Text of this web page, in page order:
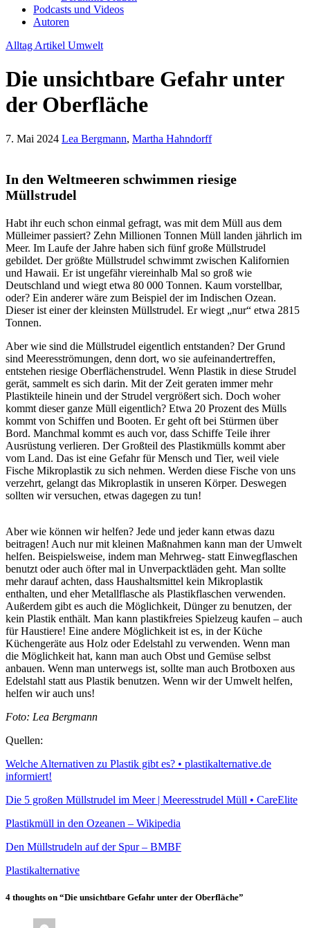
Podcasts und Videos
Autoren
Alltag Artikel Umwelt
Die unsichtbare Gefahr unter
der Oberfläche
7. Mai 2024 Lea Bergmann, Martha Hahndorff
In den Weltmeeren schwimmen riesige
Müllstrudel
Habt ihr euch schon einmal gefragt, was mit dem Müll aus dem
Mülleimer passiert? Zehn Millionen Tonnen Müll landen jährlich im
Meer. Im Laufe der Jahre haben sich fünf große Müllstrudel
gebildet. Der größte Müllstrudel schwimmt zwischen Kalifornien
und Hawaii. Er ist ungefähr viereinhalb Mal so groß wie
Deutschland und wiegt etwa 80 000 Tonnen. Kaum vorstellbar,
oder? Ein anderer wäre zum Beispiel der im Indischen Ozean.
Dieser ist einer der kleinsten Müllstrudel. Er wiegt „nur“ etwa 2815
Tonnen.
Aber wie sind die Müllstrudel eigentlich entstanden? Der Grund
sind Meeresströmungen, denn dort, wo sie aufeinandertreffen,
entstehen riesige Oberflächenstrudel. Wenn Plastik in diese Strudel
gerät, sammelt es sich darin. Mit der Zeit geraten immer mehr
Plastikteile hinein und der Strudel vergrößert sich. Doch woher
kommt dieser ganze Müll eigentlich? Etwa 20 Prozent des Mülls
kommt von Schiffen und Booten. Er geht oft bei Stürmen über
Bord. Manchmal kommt es auch vor, dass Schiffe Teile ihrer
Ausrüstung verlieren. Der Großteil des Plastikmülls kommt aber
vom Land. Das ist eine Gefahr für Mensch und Tier, weil viele
Fische Mikroplastik zu sich nehmen. Werden diese Fische von uns
verzehrt, gelangt das Mikroplastik in unseren Körper. Deswegen
sollten wir versuchen, etwas dagegen zu tun!
Aber wie können wir helfen? Jede und jeder kann etwas dazu
beitragen! Auch nur mit kleinen Maßnahmen kann man der Umwelt
helfen. Beispielsweise, indem man Mehrweg- statt Einwegflaschen
benutzt oder auch öfter mal in Unverpacktläden geht. Man sollte
mehr darauf achten, dass Haushaltsmittel kein Mikroplastik
enthalten, und eher Metallflasche als Plastikflaschen verwenden.
Außerdem gibt es auch die Möglichkeit, Dünger zu benutzen, der
kein Plastik enthält. Man kann plastikfreies Spielzeug kaufen – auch
für Haustiere! Eine andere Möglichkeit ist es, in der Küche
Küchengeräte aus Holz oder Edelstahl zu verwenden. Wenn man
die Möglichkeit hat, kann man auch Obst und Gemüse selbst
anbauen. Wenn man unterwegs ist, sollte man auch Brotboxen aus
Edelstahl statt aus Plastik benutzen. Wenn wir der Umwelt helfen,
helfen wir auch uns!
Foto: Lea Bergmann
Quellen:
Welche Alternativen zu Plastik gibt es? • plastikalternative.de
informiert!
Die 5 großen Müllstrudel im Meer | Meeresstrudel Müll • CareElite
Plastikmüll in den Ozeanen – Wikipedia
Den Müllstrudeln auf der Spur – BMBF
Plastikalternative
4 thoughts on “Die unsichtbare Gefahr unter der Oberfläche”